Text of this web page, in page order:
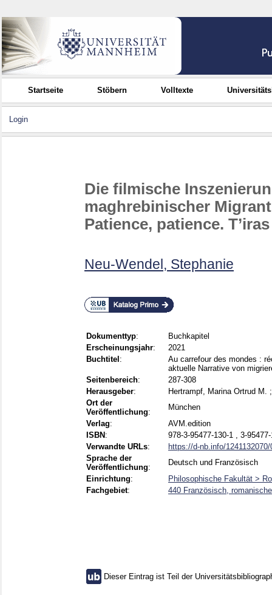
Startseite Stöbern Volltexte
Login
Die filmische
maghrebinischer
Patience, patience.
Neu-Wendel, Stephanie
Dokumenttyp:
Buchkapitel
Erscheinungsjahr:
2021
Buchtitel :
Au carrefour des mondes :
aktuelle Narrative von
Seitenbereich:
287-308
Herausgeber: Hertrampf, Marina Ortrud M.
Ort der
Veröffentlichung:
München
Verlag:
AVM.edition
ISBN :
978-3-95477-130-1 , 3-
Verwandte URLs:
https://d-nb.info/1241132070/
Sprache der
Veröffentlichung:
Deutsch und Französisch
Einrichtung:
Philosophische Fakultät >
Fachgebiet: 440 Französisch,
Dieser Eintrag ist Teil der